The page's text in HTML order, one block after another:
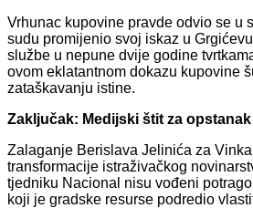
Vrhunac kupovine pravde odvio se u
sudu promijenio svoj iskaz u
službe u nepune dvije godine
ovom eklatantnom dokazu kupovine
zataškavanju istine.
Zaključak: Medijski štit za
Zalaganje Berislava Jelinića za
transformacije istraživačkog
tjedniku Nacional nisu vođeni
koji je gradske resurse podredio